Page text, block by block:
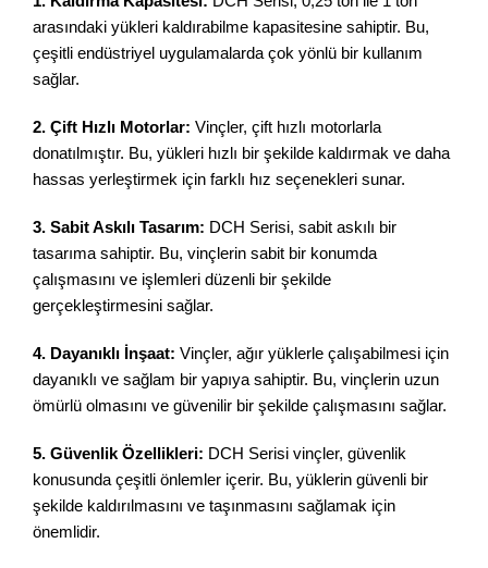
arasındaki yükleri kaldırabilme kapasitesine sahiptir. Bu,
çeşitli endüstriyel uygulamalarda çok yönlü bir kullanım
sağlar.
2. Çift Hızlı Motorlar: Vinçler, çift hızlı motorlarla
donatılmıştır. Bu, yükleri hızlı bir şekilde kaldırmak ve daha
hassas yerleştirmek için farklı hız seçenekleri sunar.
3. Sabit Askılı Tasarım: DCH Serisi, sabit askılı bir
tasarıma sahiptir. Bu, vinçlerin sabit bir konumda
çalışmasını ve işlemleri düzenli bir şekilde
gerçekleştirmesini sağlar.
4. Dayanıklı İnşaat: Vinçler, ağır yüklerle çalışabilmesi için
dayanıklı ve sağlam bir yapıya sahiptir. Bu, vinçlerin uzun
ömürlü olmasını ve güvenilir bir şekilde çalışmasını sağlar.
5. Güvenlik Özellikleri: DCH Serisi vinçler, güvenlik
konusunda çeşitli önlemler içerir. Bu, yüklerin güvenli bir
şekilde kaldırılmasını ve taşınmasını sağlamak için
önemlidir.